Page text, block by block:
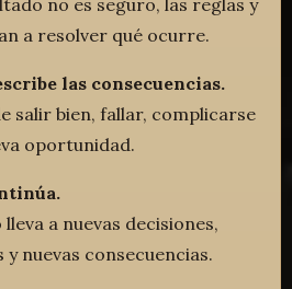
a resolver qué ocurre.
las consecuencias.
salir bien, fallar, complicarse
oportunidad.
a nuevas decisiones,
y nuevas consecuencias.